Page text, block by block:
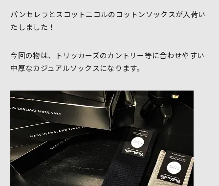
パンセレラとスコットニコルのコットンソックスが入荷い
たしました！
今回の物は、トリッカーズのカントリー等に合わせやすい
中厚なカジュアルソックスになります。